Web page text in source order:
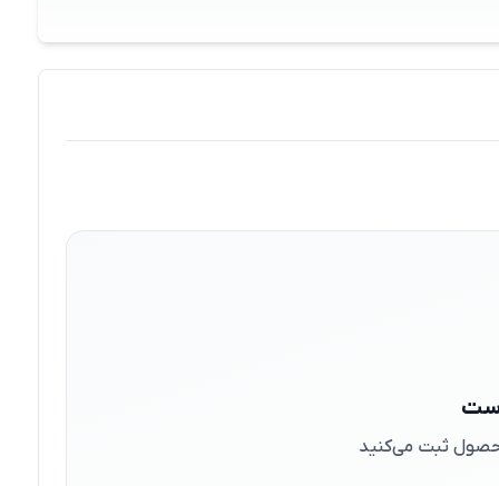
محصول ثبت می‌کنید